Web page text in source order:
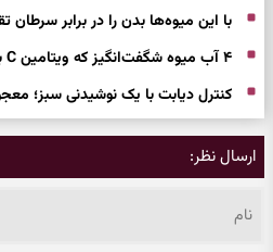
با این میوه‌ها بدن را در برابر سرطان
۴ آب میوه شگفت‌انگیز که ویتامین C بیشتری از آب‌پرتقال دارند
کنترل دیابت با یک نوشیدنی سبز؛
ارسال نظر: